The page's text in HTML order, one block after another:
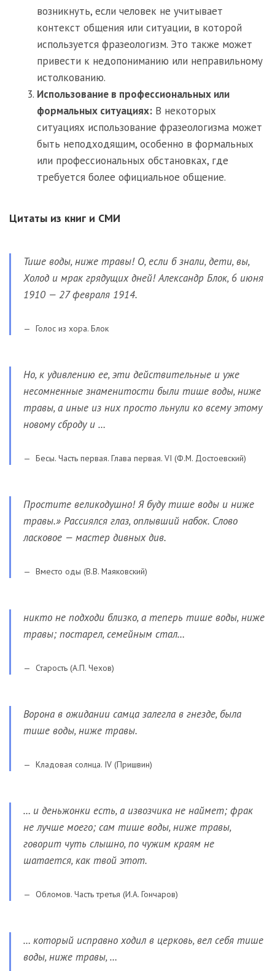
возникнуть, если человек не учитывает
контекст общения или ситуации, в которой
используется фразеологизм. Это также может
привести к недопониманию или неправильному
истолкованию.
Использование в профессиональных или
формальных ситуациях: В некоторых
ситуациях использование фразеологизма может
быть неподходящим, особенно в формальных
или профессиональных обстановках, где
требуется более официальное общение.
Цитаты из книг и СМИ
Тише воды, ниже травы! О, если б знали, дети, вы,
Холод и мрак грядущих дней! Александр Блок, 6 июня
1910 — 27 февраля 1914.
Голос из хора. Блок
Но, к удивлению ее, эти действительные и уже
несомненные знаменитости были тише воды, ниже
травы, а иные из них просто льнули ко всему этому
новому сброду и …
Бесы. Часть первая. Глава первая. VI (Ф.М. Достоевский)
Простите великодушно! Я буду тише воды и ниже
травы.» Рассиялся глаз, оплывший набок. Слово
ласковое — мастер дивных див.
Вместо оды (В.В. Маяковский)
никто не подходи близко, а теперь тише воды, ниже
травы; постарел, семейным стал…
Старость (А.П. Чехов)
Ворона в ожидании самца залегла в гнезде, была
тише воды, ниже травы.
Кладовая солнца. IV (Пришвин)
… и деньжонки есть, а извозчика не наймет; фрак
не лучше моего; сам тише воды, ниже травы,
говорит чуть слышно, по чужим краям не
шатается, как твой этот.
Обломов. Часть третья (И.А. Гончаров)
… который исправно ходил в церковь, вел себя тише
воды, ниже травы, …